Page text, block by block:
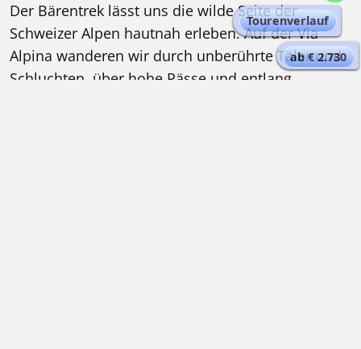
ab € 2.730
Tourenverlauf
Der Bärentrek lässt uns die wilde Seite der
Schweizer Alpen hautnah erleben. Auf der Via
Alpina wanderen wir durch unberührte Täler und
Schluchten, über hohe Pässe und entlang